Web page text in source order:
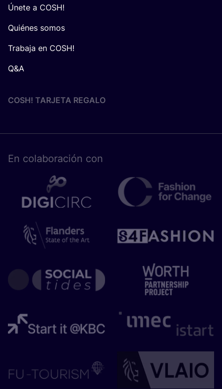
Únete a COSH!
Quiénes somos
Trabaja en COSH!
Q&A
COSH! TARJETA REGALO
En cola­bo­ra­ción con